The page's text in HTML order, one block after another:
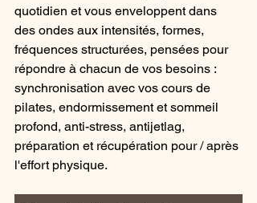
quotidien et vous enveloppent dans
des ondes aux intensités, formes,
fréquences structurées, pensées pour
répondre à chacun de vos besoins :
synchronisation avec vos cours de
pilates, endormissement et sommeil
profond, anti-stress, antijetlag,
préparation et récupération pour / après
l'effort physique.